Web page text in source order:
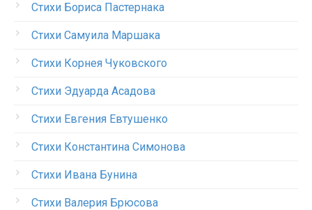
Стихи Бориса Пастернака
Стихи Самуила Маршака
Стихи Корнея Чуковского
Стихи Эдуарда Асадова
Стихи Евгения Евтушенко
Стихи Константина Симонова
Стихи Ивана Бунина
Стихи Валерия Брюсова